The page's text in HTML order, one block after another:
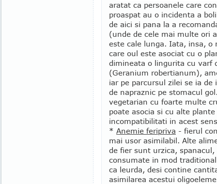
aratat ca persoanele care
proaspat au o incidenta a
de aici si pana la a
(unde de cele mai multe ori
este cale lunga. Iata, insa,
care oul este asociat cu o
dimineata o lingurita cu varf
(Geranium robertianum),
iar pe parcursul zilei se ia
de napraznic pe stomacul
vegetarian cu foarte multe
poate asocia si cu alte
incompatibilitati in acest
* Anemie feripriva - fierul
mai usor asimilabil. Alte
de fier sunt urzica,
consumate in mod
ca leurda, desi contine
asimilarea acestui